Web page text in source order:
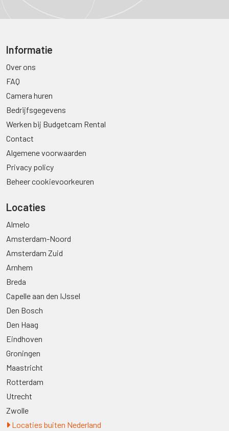
Informatie
Over ons
FAQ
Camera huren
Bedrijfsgegevens
Werken bij Budgetcam Rental
Contact
Algemene voorwaarden
Privacy policy
Beheer cookievoorkeuren
Locaties
Almelo
Amsterdam-Noord
Amsterdam Zuid
Arnhem
Breda
Capelle aan den IJssel
Den Bosch
Den Haag
Eindhoven
Groningen
Maastricht
Rotterdam
Utrecht
Zwolle
Locaties buiten Nederland